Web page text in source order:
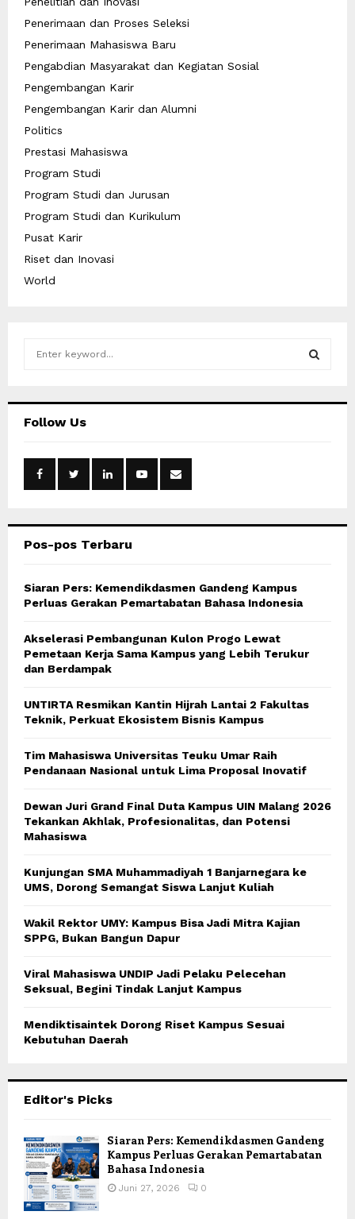
Penerimaan dan Proses Seleksi
Penerimaan Mahasiswa Baru
Pengabdian Masyarakat dan Kegiatan Sosial
Pengembangan Karir
Pengembangan Karir dan Alumni
Politics
Prestasi Mahasiswa
Program Studi
Program Studi dan Jurusan
Program Studi dan Kurikulum
Pusat Karir
Riset dan Inovasi
World
hFollow Us
Pos-pos Terbaru
Siaran Pers: Kemendikdasmen Gandeng Kampus
Perluas Gerakan Pemartabatan Bahasa Indonesia
Akselerasi Pembangunan Kulon Progo Lewat
Pemetaan Kerja Sama Kampus yang Lebih Terukur
dan Berdampak
UNTIRTA Resmikan Kantin Hijrah Lantai 2 Fakultas
Teknik, Perkuat Ekosistem Bisnis Kampus
Tim Mahasiswa Universitas Teuku Umar Raih
Pendanaan Nasional untuk Lima Proposal Inovatif
Dewan Juri Grand Final Duta Kampus UIN Malang 2026
Tekankan Akhlak, Profesionalitas, dan Potensi
Mahasiswa
Kunjungan SMA Muhammadiyah 1 Banjarnegara ke
UMS, Dorong Semangat Siswa Lanjut Kuliah
Wakil Rektor UMY: Kampus Bisa Jadi Mitra Kajian
SPPG, Bukan Bangun Dapur
Viral Mahasiswa UNDIP Jadi Pelaku Pelecehan
Seksual, Begini Tindak Lanjut Kampus
Mendiktisaintek Dorong Riset Kampus Sesuai
Kebutuhan Daerah
Editor's Picks
Siaran Pers: Kemendikdasmen Gandeng
Kampus Perluas Gerakan Pemartabatan
Bahasa Indonesia
Juni 27, 2026 0